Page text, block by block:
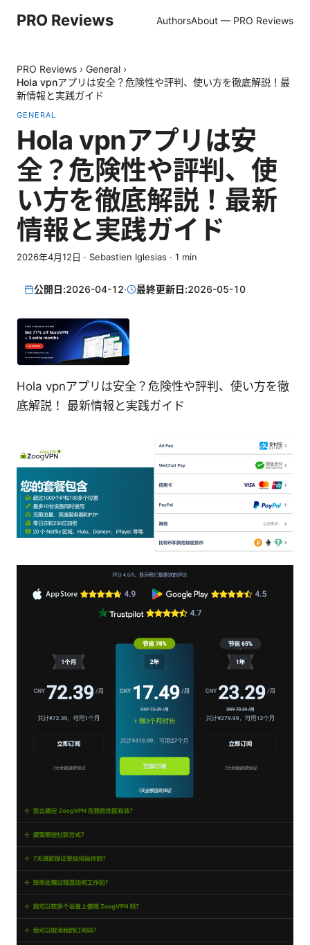
PRO Reviews AuthorsAbout — PRO Reviews
PRO Reviews › General ›
Hola vpnアプリは安全？危険性や評判、使い方を徹底解説！最
新情報と実践ガイド
GENERAL
Hola vpnアプリは安
全？危険性や評判、使
い方を徹底解説！最新
情報と実践ガイド
2026年4月12日 · Sebastien Iglesias · 1 min
公開日:2026-04-12· 最終更新日:2026-05-10
Hola vpnアプリは安全？危険性や評判、使い方を徹
底解説！ 最新情報と実践ガイド